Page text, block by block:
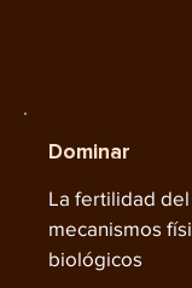
Dominar
La fertilidad
mecanismos
biológicos